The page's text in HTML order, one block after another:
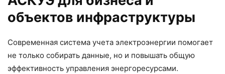
объектов инфраструктуры
Современная система учета электроэнергии помогает
не только собирать данные, но и повышать общую
эффективность управления энергоресурсами.